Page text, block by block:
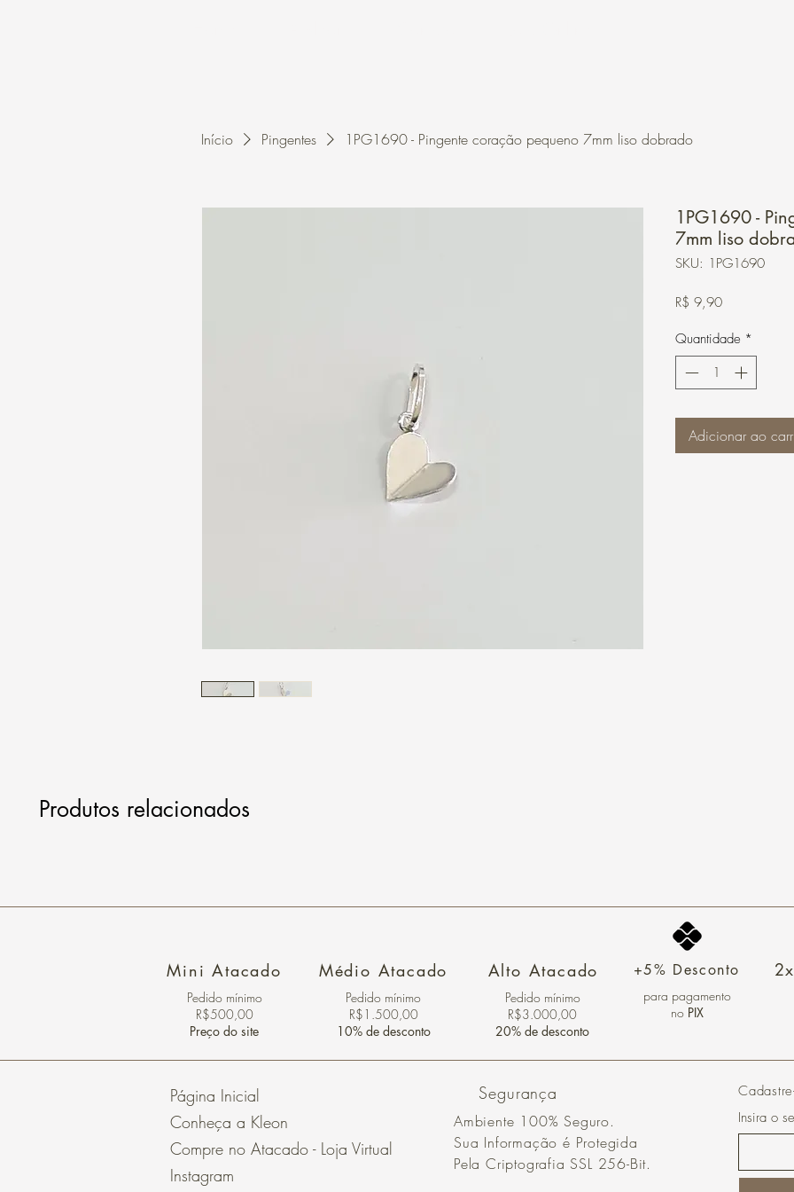
Início Pingentes 1PG1690 - Pingente coração pequeno 7mm liso dobrado
1PG1690 -
7mm liso
SKU: 1PG1690
R$ 9,90Preço
Quantidade *
Adicionar ao
Produtos relacionados
Mini Atacado
Pedido ​mínimo
R$500,00
Preço do site
Médio Atacado
Pedido mínimo
R$1.500,00
10% de desconto
Alto Atacado
Pedido mínimo
R$3.000,00
20% de desconto
+5% Desconto
para pagamento
no PIX
Página Inicial
Conheça a Kleon
Compre no Atacado - Loja Virtual
Instagram
Segurança
Ambiente 100% Seguro.
Sua Informação é Protegida
Pela Criptografia SSL 256-Bit.
Insira o